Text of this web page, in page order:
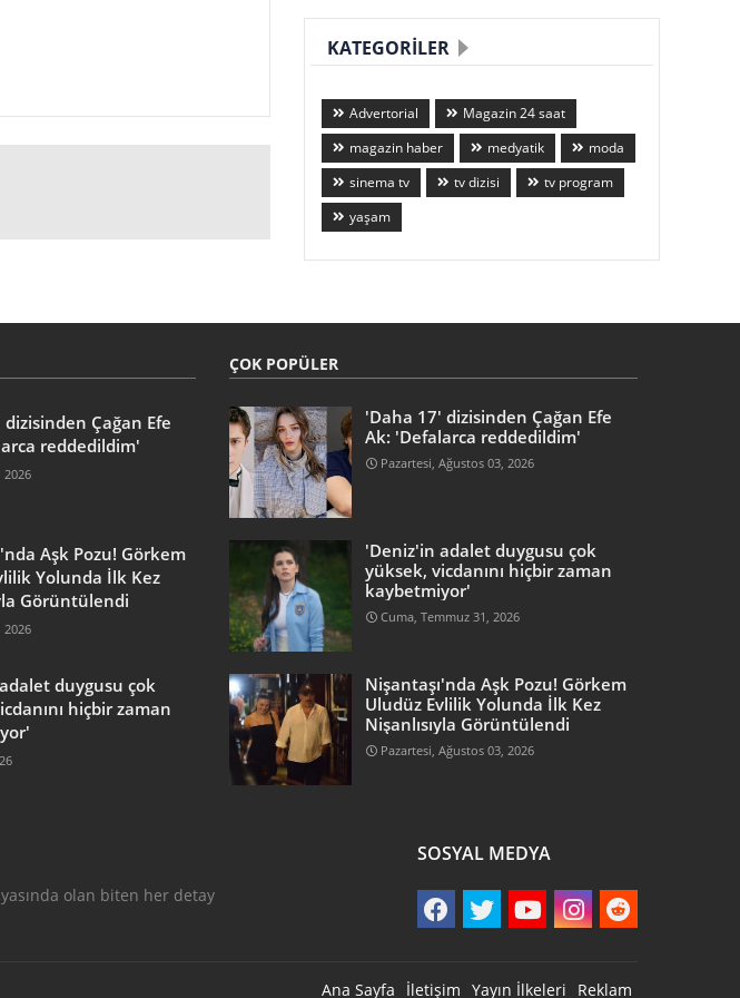
KATEGORILER
Advertorial
Magazin 24 saat
magazin haber
medyatik
moda
sinema tv
tv dizisi
tv program
yaşam
Çağan Efe
reddedildim'
2026
Aşk Pozu! Görkem
Yolunda İlk Kez
Görüntülendi
2026
duygusu çok
hiçbir zaman
ÇOK POPÜLER
'Daha 17' dizisinden Çağan Efe
Ak: 'Defalarca reddedildim'
Pazartesi, Ağustos 03, 2026
'Deniz'in adalet duygusu çok
yüksek, vicdanını hiçbir zaman
kaybetmiyor'
Cuma, Temmuz 31, 2026
Nişantaşı'nda Aşk Pozu! Görkem
Uludüz Evlilik Yolunda İlk Kez
Nişanlısıyla Görüntülendi
Pazartesi, Ağustos 03, 2026
olan biten her detay
SOSYAL MEDYA
Ana Sayfa İletişim Yayın İlkeleri Reklam